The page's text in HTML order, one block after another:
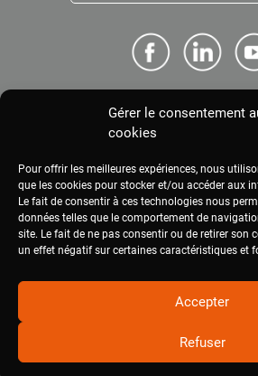
Gérer le consentement
cookies
Pour offrir les meilleures expériences, nous
que les cookies pour stocker et/ou accéder aux
Le fait de consentir à ces technologies nous
données telles que le comportement de
site. Le fait de ne pas consentir ou de retirer son
un effet négatif sur certaines caractéristiques et
Accepter
Refuser
ME
ESPACE PRESSE
MENTIONS